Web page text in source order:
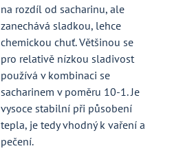
na rozdíl od sacharinu, ale
zanechává sladkou, lehce
chemickou chuť. Většinou se
pro relativě nízkou sladivost
používá v kombinaci se
sacharinem v poměru 10-1. Je
vysoce stabilní při působení
tepla, je tedy vhodný k vaření a
pečení.